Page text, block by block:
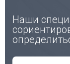
Наши